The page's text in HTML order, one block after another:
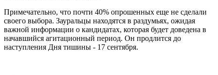
Примечательно, что почти 40% опрошенных еще не сделали
своего выбора. Зауральцы находятся в раздумьях, ожидая
важной информации о кандидатах, которая будет доведена в
начавшийся агитационный период. Он продлится до
наступления Дня тишины - 17 сентября.